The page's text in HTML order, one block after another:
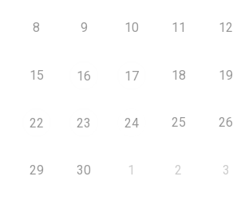
8 9 10 11 12
15 16 17 18 19
22 23 24 25 26
29 30 1 2 3